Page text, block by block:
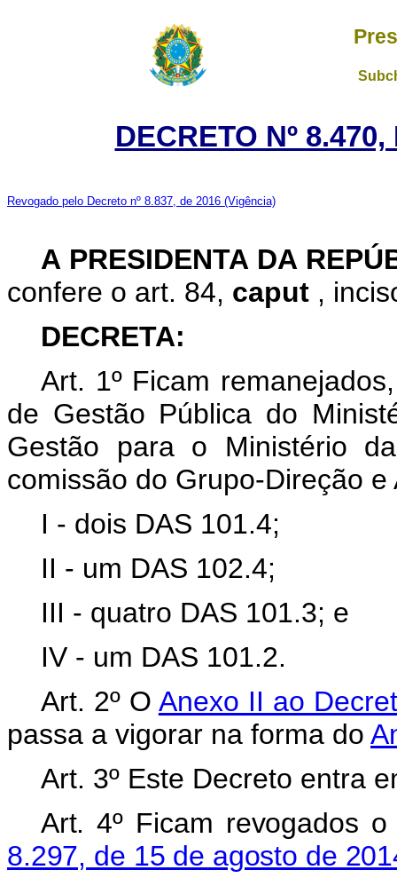
DECRETO Nº
Revogado pelo Decreto nº 8.837, de 2016 (Vigência)
A PRESIDENTA DA
confere o art. 84, caput ,
DECRETA:
Art. 1º Ficam
de Gestão Pública do
Gestão para o Ministério
comissão do Grupo-Direção
I - dois DAS 101.4;
II - um DAS 102.4;
III - quatro DAS 101.3; e
IV - um DAS 101.2.
Art. 2º O Anexo II ao
passa a vigorar na forma do
Art. 3º Este Decreto entra
Art. 4º Ficam revogados
8.297, de 15 de agosto de